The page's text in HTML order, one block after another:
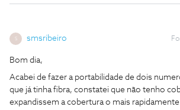
S smsribeiro
Bom dia,
Acabei de fazer a portabilidade de dois
que já tinha fibra, constatei que não tenho
expandissem a cobertura o mais